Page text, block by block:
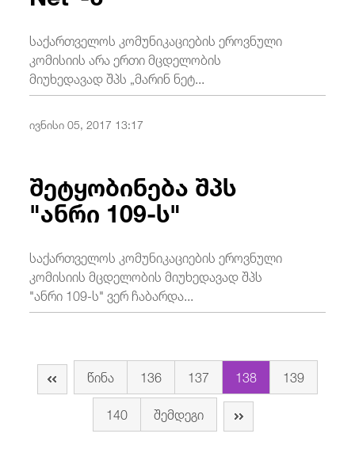
საქართველოს კომუნიკაციების ეროვნული
კომისიის არა ერთი მცდელობის
მიუხედავად შპს „მარინ ნეტ...
შეტყობინება შპს
"ანრი 109-ს"
ივნისი 05, 2017 13:17
საქართველოს კომუნიკაციების ეროვნული
კომისიის მცდელობის მიუხედავად შპს
"ანრი 109-ს" ვერ ჩაბარდა...
წინა 136 137 138
139
140
შემდეგი